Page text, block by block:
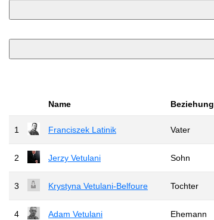
Name Beziehung
1 Franciszek Latinik Vater
2 Jerzy Vetulani Sohn
3 Krystyna Vetulani-Belfoure Tochter
4 Adam Vetulani Ehemann